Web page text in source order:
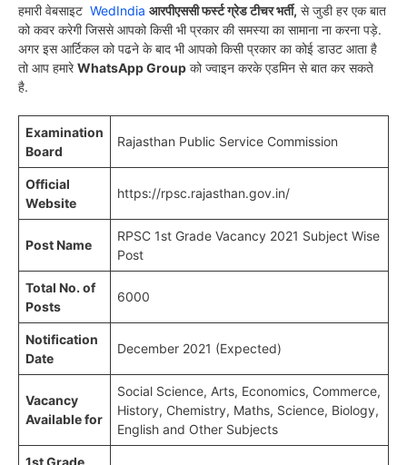
हमारी वेबसाइट WedIndia आरपीएससी फर्स्ट ग्रेड टीचर भर्ती, से जुडी हर एक बात
को कवर करेगी जिससे आपको किसी भी प्रकार की समस्या का सामाना ना करना पड़े.
अगर इस आर्टिकल को पढने के बाद भी आपको किसी प्रकार का कोई डाउट आता है
तो आप हमारेWhatsApp Group को ज्वाइन करके एडमिन से बात कर सकते
है.
Examination
Board
Rajasthan Public Service Commission
Official
Website
https://rpsc.rajasthan.gov.in/
Post Name
RPSC 1st Grade Vacancy 2021 Subject Wise
Post
Total No. of
Posts
6000
Notification
Date
December 2021 (Expected)
Vacancy
Available for
Social Science, Arts, Economics, Commerce,
History, Chemistry, Maths, Science, Biology,
English and Other Subjects
1st Grade